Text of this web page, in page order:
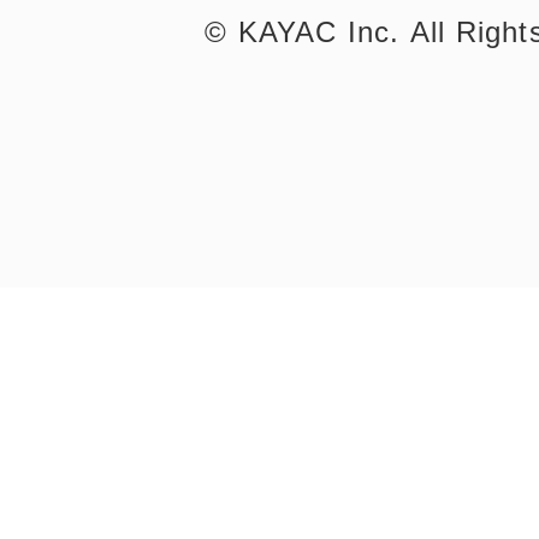
©︎ KAYAC Inc. All
お知らせ
ヘルプ